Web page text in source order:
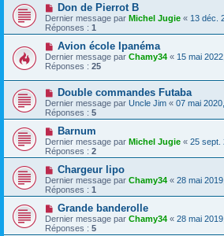
Don de Pierrot B
Dernier message par Michel Jugie « 13 déc.
Réponses : 1
Avion école Ipanéma
Dernier message par Chamy34 « 15 mai
Réponses : 25
Double commandes Futaba
Dernier message par Uncle Jim « 07 mai
Réponses : 5
Barnum
Dernier message par Michel Jugie « 25 sept.
Réponses : 2
Chargeur lipo
Dernier message par Chamy34 « 28 mai
Réponses : 1
Grande banderolle
Dernier message par Chamy34 « 28 mai
Réponses : 5